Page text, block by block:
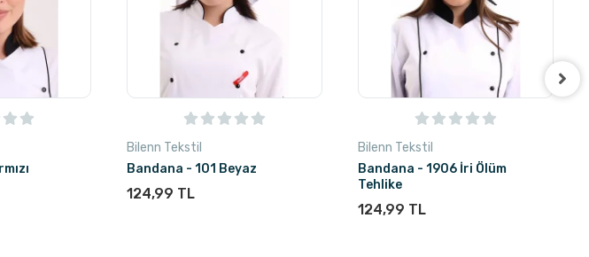
Bilenn Tekstil
Bandana - 101 Beyaz
124,99 TL
Bilenn Tekstil
Bandana - 1906 İri Ölüm
Tehlike
124,99 TL